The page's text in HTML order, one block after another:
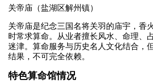
关帝庙（盐湖区解州镇）
关帝庙是纪念三国名将关羽的庙宇，香
时常求算命。从业者擅长风水、命理、
迷津。算命服务与历史名人文化结合，
结果，不可完全依赖。
特色算命馆情况